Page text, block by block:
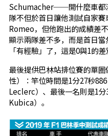
Schumacher──開什麼車都
隊不但於首日讓他測試自家
Romeo，但他跑出的成績差
顯示兩隊差不多，而是首日
「有經驗」了，這是0與1的差
最後提供巴林站排位賽的單
性）：竿位時間是1分27秒
Leclerc）、最後一名則是1
Kubica）。